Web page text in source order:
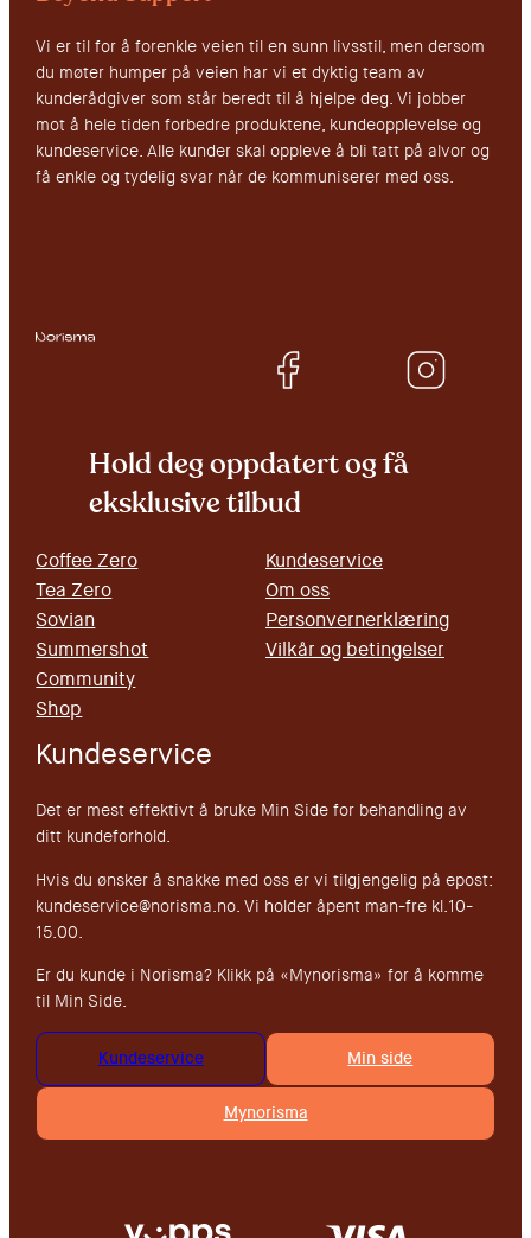
Vi er til for å forenkle veien til en sunn livsstil, men dersom
du møter humper på veien har vi et dyktig team av
kunderådgiver som står beredt til å hjelpe deg. Vi jobber
mot å hele tiden forbedre produktene, kundeopplevelse og
kundeservice. Alle kunder skal oppleve å bli tatt på alvor og
få enkle og tydelig svar når de kommuniserer med oss.
Hold deg oppdatert og få
eksklusive tilbud
Coffee Zero
Tea Zero
Sovian
Summershot
Community
Shop
Kundeservice
Om oss
Personvernerklæring
Vilkår og betingelser
Kundeservice
Det er mest effektivt å bruke Min Side for behandling av
ditt kundeforhold.
Hvis du ønsker å snakke med oss er vi tilgjengelig på epost:
kundeservice@norisma.no. Vi holder åpent man-fre kl.10-
15.00.
Er du kunde i Norisma? Klikk på «Mynorisma» for å komme
til Min Side.
Min side
Kundeservice
Mynorisma